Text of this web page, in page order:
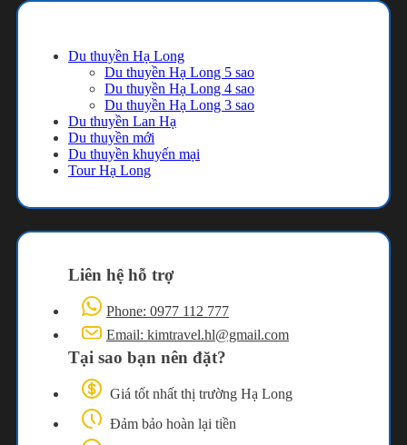
Du thuyền Hạ Long
Du thuyền Hạ Long 5 sao
Du thuyền Hạ Long 4 sao
Du thuyền Hạ Long 3 sao
Du thuyền Lan Hạ
Du thuyền mới
Du thuyền khuyến mại
Tour Hạ Long
Liên hệ hỗ trợ
Phone: 0977 112 777
Email: kimtravel.hl@gmail.com
Tại sao bạn nên đặt?
Giá tốt nhất thị trường Hạ Long
Đảm bảo hoàn lại tiền